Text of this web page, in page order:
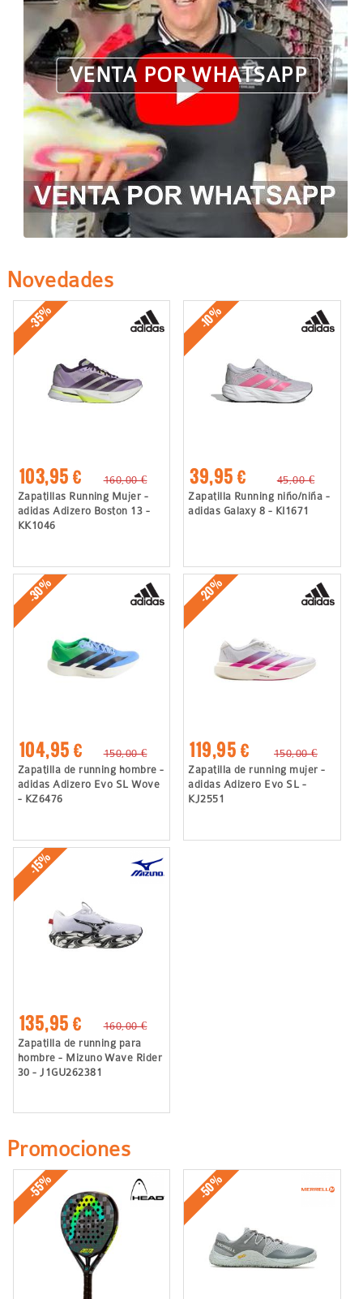
VENTA POR WHATSAPP
Novedades
-35%
103,95 €
160,00 €
Zapatillas Running Mujer -
adidas Adizero Boston 13 -
KK1046
-10%
39,95 €
45,00 €
Zapatilla Running niño/niña -
adidas Galaxy 8 - KI1671
-30%
104,95 €
150,00 €
Zapatilla de running hombre -
adidas Adizero Evo SL Wove
- KZ6476
-20%
119,95 €
150,00 €
Zapatilla de running mujer -
adidas Adizero Evo SL -
KJ2551
-15%
135,95 €
160,00 €
Zapatilla de running para
hombre - Mizuno Wave Rider
30 - J1GU262381
Promociones
-55% -50%